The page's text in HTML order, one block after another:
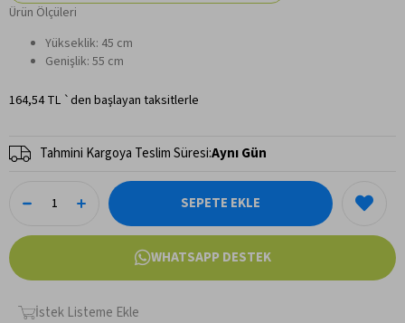
Ürün Ölçüleri
Yükseklik: 45 cm
Genişlik: 55 cm
164,54 TL `den başlayan taksitlerle
Tahmini Kargoya Teslim Süresi:Aynı Gün
WHATSAPP DESTEK
İstek Listeme Ekle